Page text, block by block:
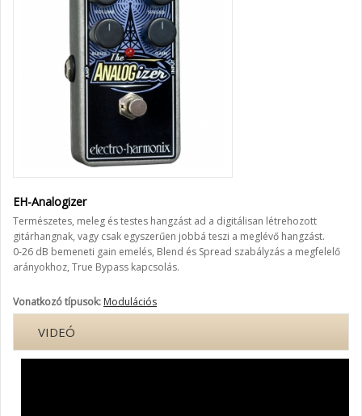
EH-Analogizer
Természetes, meleg és testes hangzást ad a digitálisan létrehozott
gitárhangnak, vagy csak egyszerűen jobbá teszi a meglévő hangzást.
0-26 dB bemeneti gain emelés, Blend és Spread szabályzás a megfelelő
arányokhoz, True Bypass kapcsolás.
Vonatkozó típusok: Modulációs
VIDEÓ